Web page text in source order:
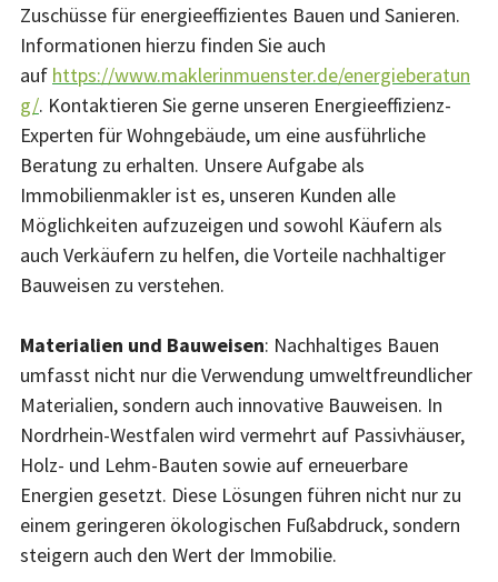
Zuschüsse für energieeffizientes Bauen und Sanieren.
Informationen hierzu finden Sie auch
auf https://www.maklerinmuenster.de/energieberatun
g/. Kontaktieren Sie gerne unseren Energieeffizienz-
Experten für Wohngebäude, um eine ausführliche
Beratung zu erhalten. Unsere Aufgabe als
Immobilienmakler ist es, unseren Kunden alle
Möglichkeiten aufzuzeigen und sowohl Käufern als
auch Verkäufern zu helfen, die Vorteile nachhaltiger
Bauweisen zu verstehen.
Materialien und Bauweisen: Nachhaltiges Bauen
umfasst nicht nur die Verwendung umweltfreundlicher
Materialien, sondern auch innovative Bauweisen. In
Nordrhein-Westfalen wird vermehrt auf Passivhäuser,
Holz- und Lehm-Bauten sowie auf erneuerbare
Energien gesetzt. Diese Lösungen führen nicht nur zu
einem geringeren ökologischen Fußabdruck, sondern
steigern auch den Wert der Immobilie.